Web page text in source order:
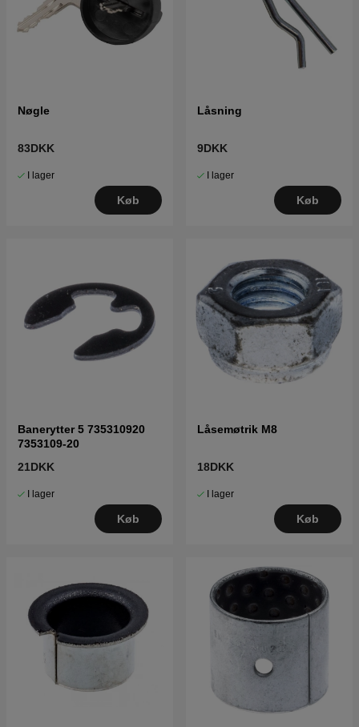
Nøgle
83DKK
I lager
Køb
Låsning
9DKK
I lager
Køb
Banerytter 5 735310920
7353109-20
21DKK
I lager
Køb
Låsemøtrik M8
18DKK
I lager
Køb